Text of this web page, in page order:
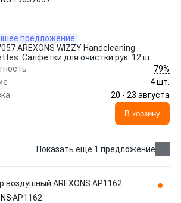
предложение
AREXONS WIZZY Handcleaning
Салфетки для очистки рук. 12 ш
79%
4 шт.
20 - 23 августа
В корзину
Показать еще 1 предложение
воздушный AREXONS AP1162
AP1162